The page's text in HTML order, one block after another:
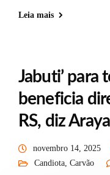
Leia mais
Jabuti’ para
beneficia
RS, diz
novembro 14, 2025
Candiota Carvão